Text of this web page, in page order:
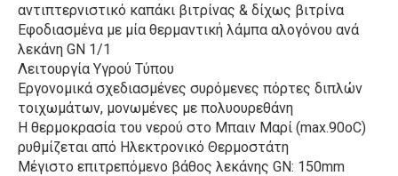
αντιπτερνιστικό καπάκι βιτρίνας & δίχως βιτρίνα
Εφοδιασμένα με μία θερμαντική λάμπα αλογόνου ανά
λεκάνη GN 1/1
Λειτουργία Υγρού Τύπου
Εργονομικά σχεδιασμένες συρόμενες πόρτες διπλών
τοιχωμάτων, μονωμένες με πολυουρεθάνη
Η θερμοκρασία του νερού στο Μπαιν Μαρί (max.90oC)
ρυθμίζεται από Ηλεκτρονικό Θερμοστάτη
Μέγιστο επιτρεπόμενο βάθος λεκάνης GN: 150mm